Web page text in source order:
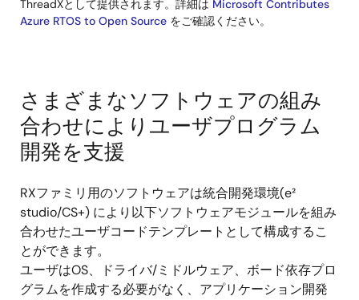
ThreadXとして提供されます。詳細は Microsoft Contributes
Azure RTOS to Open Source をご確認ください。
さまざまなソフトウェアの組み
合わせによりユーザプログラム
開発を支援
RXファミリ用のソフトウェアは統合開発環境(e²
studio/CS+) により以下ソフトウェアモジュールを組み
合わせたユーザコードテンプレートとして構成するこ
とができます。
ユーザはOS、ドライバ/ミドルウェア、ボード依存プロ
グラムを作成する必要がなく、アプリケーション開発